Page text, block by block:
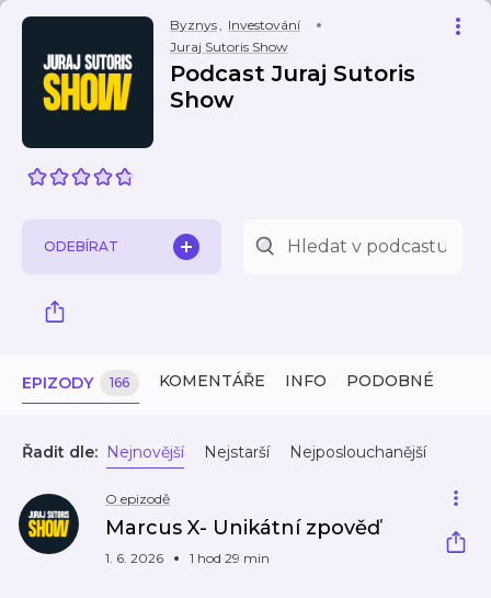
Byznys, Investování
Juraj Sutoris Show
Podcast Juraj Sutoris
Show
ODEBÍRAT
EPIZODY 166 KOMENTÁŘE INFO PODOBNÉ
Řadit dle: Nejnovější Nejstarší Nejposlouchanější
O epizodě
Marcus X- Unikátní zpověď
1. 6. 2026 1 hod 29 min